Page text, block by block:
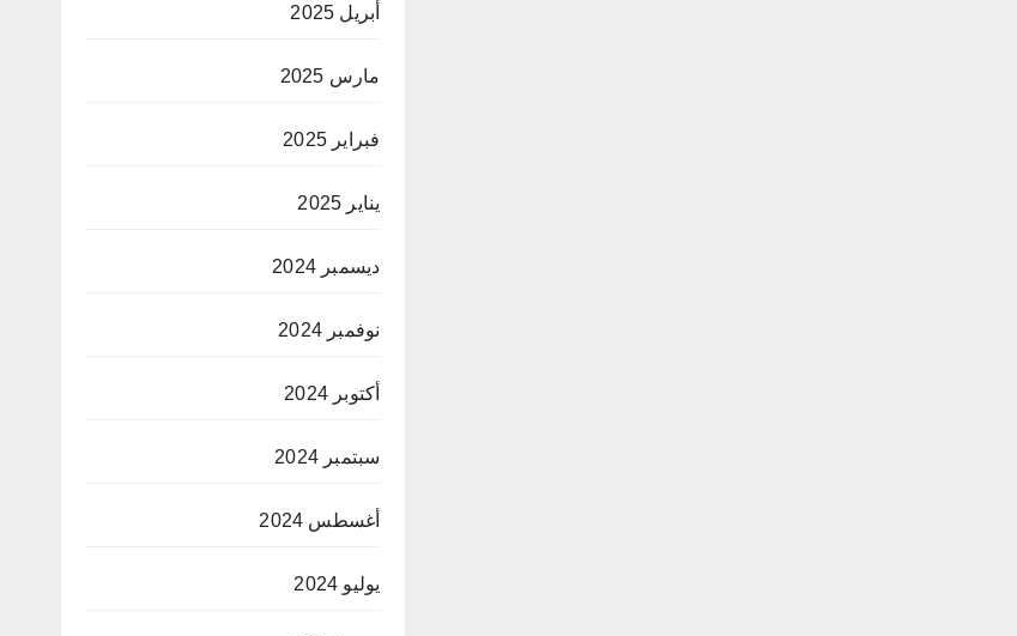
أبريل 2025
مارس 2025
فبراير 2025
يناير 2025
ديسمبر 2024
نوفمبر 2024
أكتوبر 2024
سبتمبر 2024
أغسطس 2024
يوليو 2024